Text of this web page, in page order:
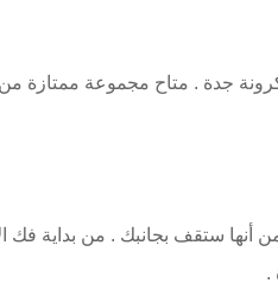
جدة . متاح مجموعة ممتازة
ستقف بجانبك . من بداية فك
.